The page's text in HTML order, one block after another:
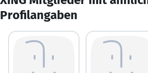
Profilangaben